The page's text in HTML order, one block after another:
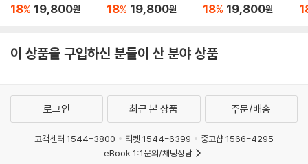
18% 19,800원 18% 19,800원 18% 19,800원
이 상품을 구입하신 분들이 산 분야 상품
로그인 최근 본 상품 주문/배송
고객센터 1544-3800 티켓 1544-6399
중고샵 1566-4295
eBook 1:1문의/채팅상담